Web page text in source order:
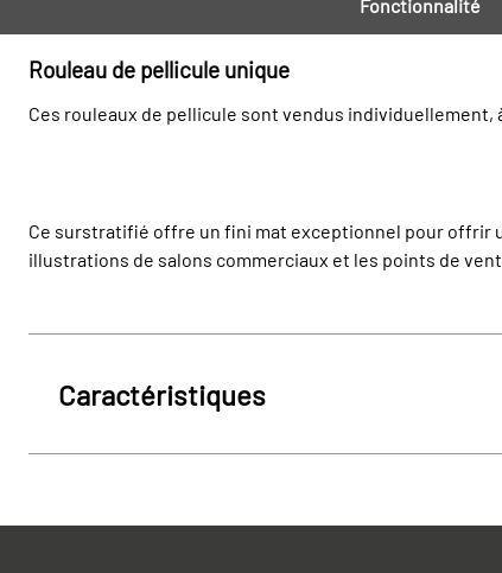
Fonctionnalité
Rouleau de pellicule unique
Ces rouleaux de pellicule sont vendus individuellement,
Ce surstratifié offre un fini mat exceptionnel pour offrir
illustrations de salons commerciaux et les points de
Caractéristiques